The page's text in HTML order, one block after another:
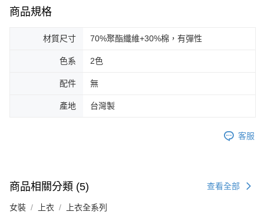
商品規格
材質尺寸 70%聚酯纖維+30%棉，有彈性
色系 2色
配件 無
產地 台灣製
客服
商品相關分類 (5) 查看全部
女裝 上衣 上衣全系列